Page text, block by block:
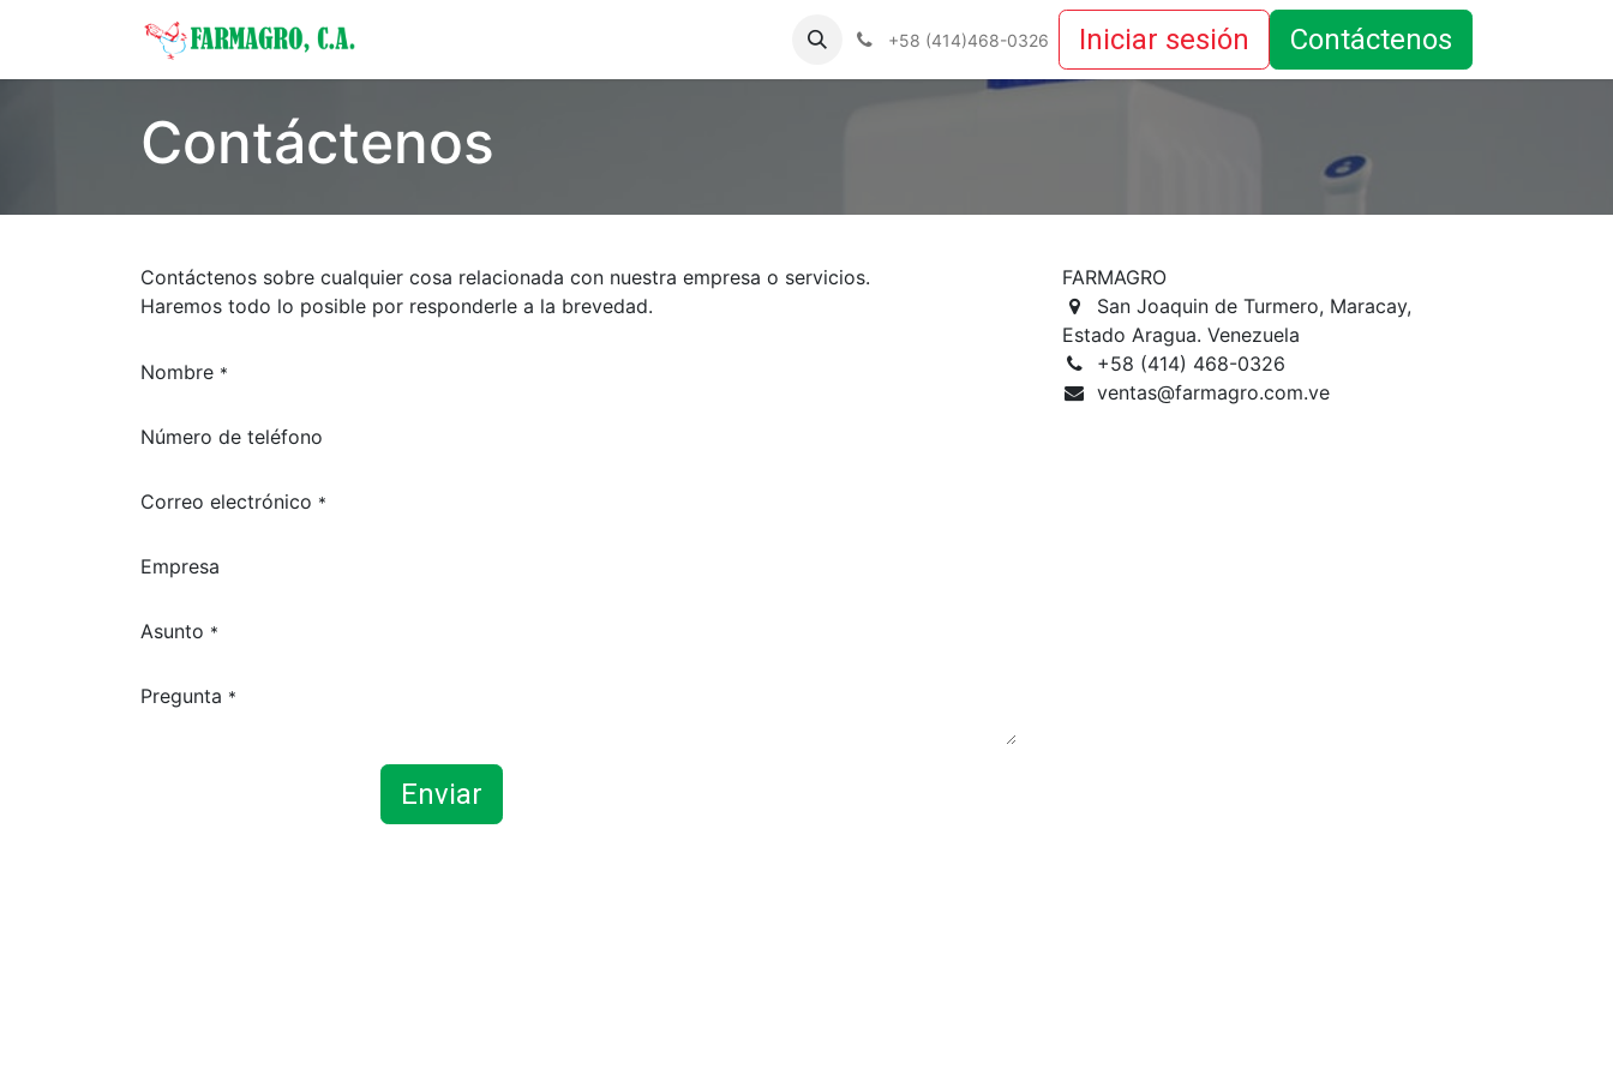
Contáctenos+58 (414)468-0326 Iniciar sesión Contáctenos
Contáctenos
Contáctenos sobre cualquier cosa relacionada con nuestra empresa o servicios.
Haremos todo lo posible por responderle a la brevedad.
Nombre *
Número de teléfono
Correo electrónico *
Empresa
Asunto *
Pregunta *
Enviar
FARMAGRO
San Joaquin de Turmero, Maracay,
Estado Aragua. Venezuela
+58 (414) 468-0326
ventas@farmagro.com.ve